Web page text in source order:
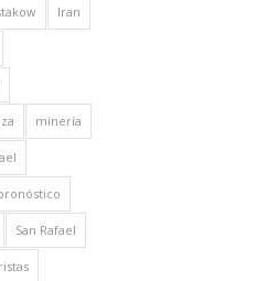
Iran
minería
San Rafael